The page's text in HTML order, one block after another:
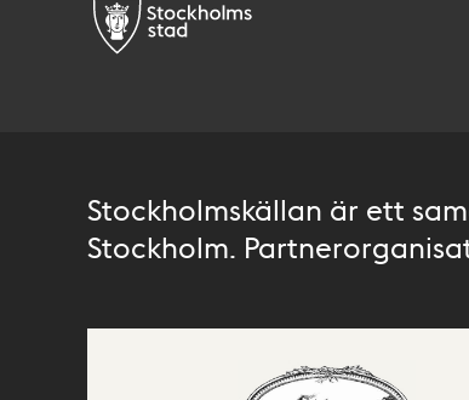
Stockholmskällan är ett
Stockholm.